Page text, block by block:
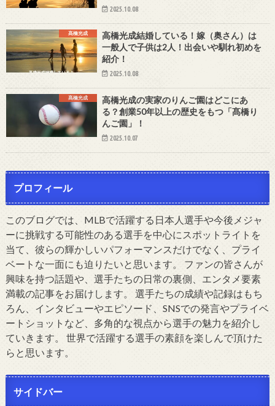
2025.10.08
髙橋光成
高橋光成結婚している！嫁（奥さん）は
一般人で子供は2人！出会いや馴れ初めを
紹介！
2025.10.08
髙橋光成
高橋光成の実家のりんご園はどこにあ
る？創業50年以上の歴史をもつ「髙橋り
んご園」！
2025.10.07
プロフィール
このブログでは、MLBで活躍する日本人選手や今後メジャ
ーに挑戦する可能性のある選手を中心にスポットライトを
当て、彼らの輝かしいパフォーマンスだけでなく、プライ
ベートな一面にも迫りたいと思います。 ファンの皆さんが
興味を持つ話題や、選手たちの日常の裏側、エンタメ要素
満載の記事をお届けします。 選手たちの成績や記録はもち
ろん、インタビューやエピソード、SNSでの発言やプライベ
ートショットなど、多角的な視点から選手の魅力を紹介し
ていきます。 世界で活躍する選手の素顔を楽しんで頂けた
らと思います。
サイドバー